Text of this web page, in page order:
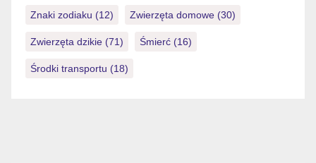
Znaki zodiaku (12) Zwierzęta domowe (30)
Zwierzęta dzikie (71) Śmierć (16)
Środki transportu (18)